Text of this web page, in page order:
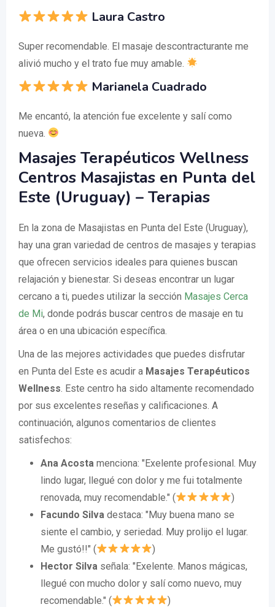
Laura Castro
Super recomendable. El masaje descontracturante me
alivió mucho y el trato fue muy amable.
Marianela Cuadrado
Me encantó, la atención fue excelente y salí como
nueva.
Masajes Terapéuticos Wellness
Centros Masajistas en Punta del
Este (Uruguay) – Terapias
En la zona de Masajistas en Punta del Este (Uruguay),
hay una gran variedad de centros de masajes y terapias
que ofrecen servicios ideales para quienes buscan
relajación y bienestar. Si deseas encontrar un lugar
cercano a ti, puedes utilizar la sección Masajes Cerca
de Mi, donde podrás buscar centros de masaje en tu
área o en una ubicación específica.
Una de las mejores actividades que puedes disfrutar
en Punta del Este es acudir a Masajes Terapéuticos
Wellness . Este centro ha sido altamente recomendado
por sus excelentes reseñas y calificaciones. A
continuación, algunos comentarios de clientes
satisfechos:
Ana Acosta menciona: "Exelente profesional. Muy
lindo lugar, llegué con dolor y me fui totalmente
renovada, muy recomendable." (
)
Facundo Silva destaca: "Muy buena mano se
siente el cambio, y seriedad. Muy prolijo el lugar.
Me gustó!!" (
)
Hector Silva señala: "Exelente. Manos mágicas,
llegué con mucho dolor y salí como nuevo, muy
recomendable." (
)